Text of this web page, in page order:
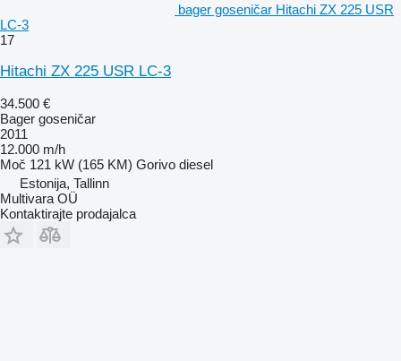
bager goseničar Hitachi ZX 225 USR
LC-3
17
Hitachi ZX 225 USR LC-3
34.500 €
Bager goseničar
2011
12.000 m/h
Moč 121 kW (165 KM) Gorivo diesel
Estonija, Tallinn
Multivara OÜ
Kontaktirajte prodajalca